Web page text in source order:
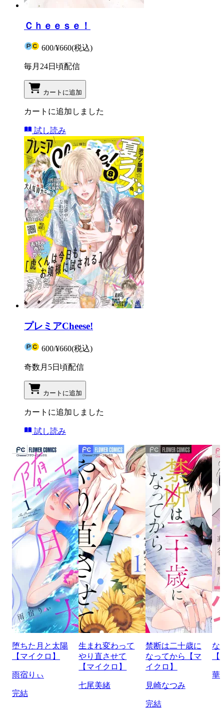
Ｃｈｅｅｓｅ！
600/¥660(税込)
毎月24日頃配信
カートに追加
カートに追加しました
試し読み
プレミアCheese!
600/¥660(税込)
奇数月5日頃配信
カートに追加
カートに追加しました
試し読み
堕ちた月と太陽
【マイクロ】
雨宿りぃ
完結
生まれ変わって
やり直させて
【マイクロ】
七尾美緒
禁断は二十歳に
なってから【マ
イクロ】
見崎なつみ
完結
な
華